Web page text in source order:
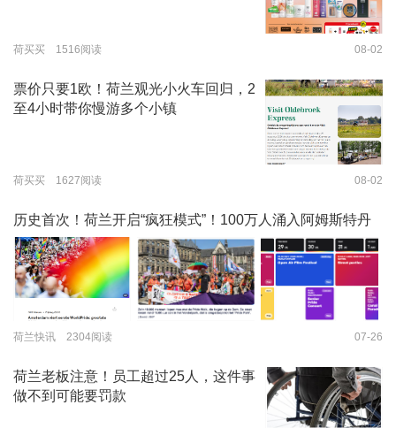
荷买买 1516阅读 08-02
票价只要1欧！荷兰观光小火车回归，2
至4小时带你慢游多个小镇
荷买买 1627阅读 08-02
历史首次！荷兰开启“疯狂模式”！100万人涌入阿姆斯特丹
荷兰快讯 2304阅读 07-26
荷兰老板注意！员工超过25人，这件事
做不到可能要罚款